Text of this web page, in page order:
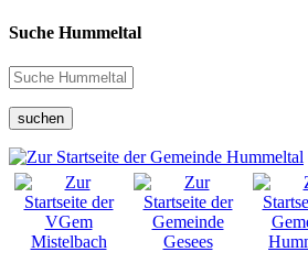
Suche Hummeltal
suchen